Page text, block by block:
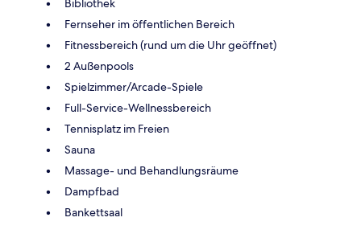
Bibliothek
Fernseher im öffentlichen Bereich
Fitnessbereich (rund um die Uhr geöffnet)
2 Außenpools
Spielzimmer/Arcade-Spiele
Full-Service-Wellnessbereich
Tennisplatz im Freien
Sauna
Massage- und Behandlungsräume
Dampfbad
Bankettsaal